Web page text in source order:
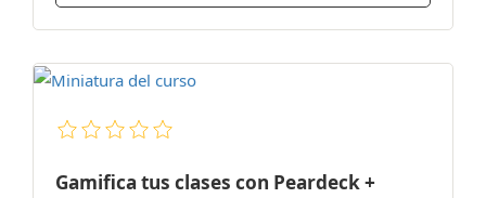
Gamifica tus clases con Peardeck +